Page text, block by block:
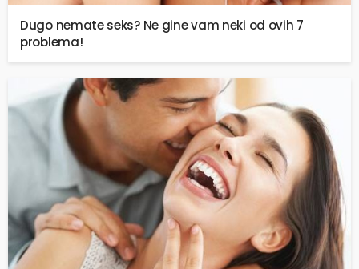
Dugo nemate seks? Ne gine vam neki od ovih 7
problema!